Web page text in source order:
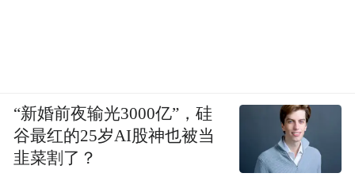
“新婚前夜输光3000亿”，硅
谷最红的25岁AI股神也被当
韭菜割了？